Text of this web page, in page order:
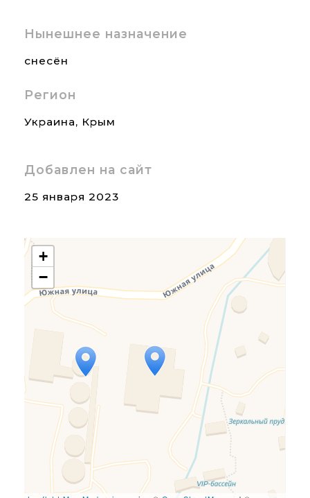
Нынешнее назначение
снесён
Регион
Украина, Крым
Добавлен на сайт
25 января 2023
Travelers' Map is loading...
If you see this after your
page is loaded completely,
leafletJS files are missing.
+
−